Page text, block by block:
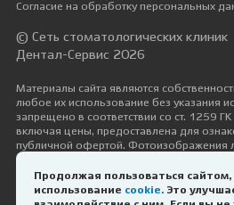
Продолжая пользоваться
использование cookie. Это
Согласие на обработку персональных
© Сеть стоматологических клиник
Дентал-Сервис 2026
Материалы сайта являются
любое их использование без указания
запрещено в соответствии со ст. 1259
включая цены, предоставлена для
публичной офертой. Фотоизображения
сайте, размещены исключительно с их
гражданско-правовых отношений с ними.
Дизайн и разработка — Космос-Веб